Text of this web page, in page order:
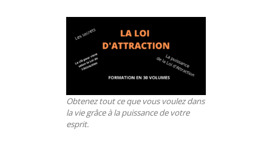
Obtenez tout ce que vous voulez dans
la vie grâce à la puissance de votre
esprit.